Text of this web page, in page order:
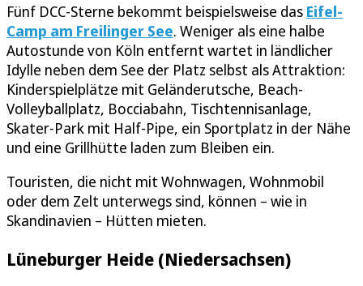
Fünf DCC-Sterne bekommt beispielsweise das Eifel-
Camp am Freilinger See. Weniger als eine halbe
Autostunde von Köln entfernt wartet in ländlicher
Idylle neben dem See der Platz selbst als Attraktion:
Kinderspielplätze mit Geländerutsche, Beach-
Volleyballplatz, Bocciabahn, Tischtennisanlage,
Skater-Park mit Half-Pipe, ein Sportplatz in der Nähe
und eine Grillhütte laden zum Bleiben ein.
Touristen, die nicht mit Wohnwagen, Wohnmobil
oder dem Zelt unterwegs sind, können – wie in
Skandinavien – Hütten mieten.
Lüneburger Heide (Niedersachsen)